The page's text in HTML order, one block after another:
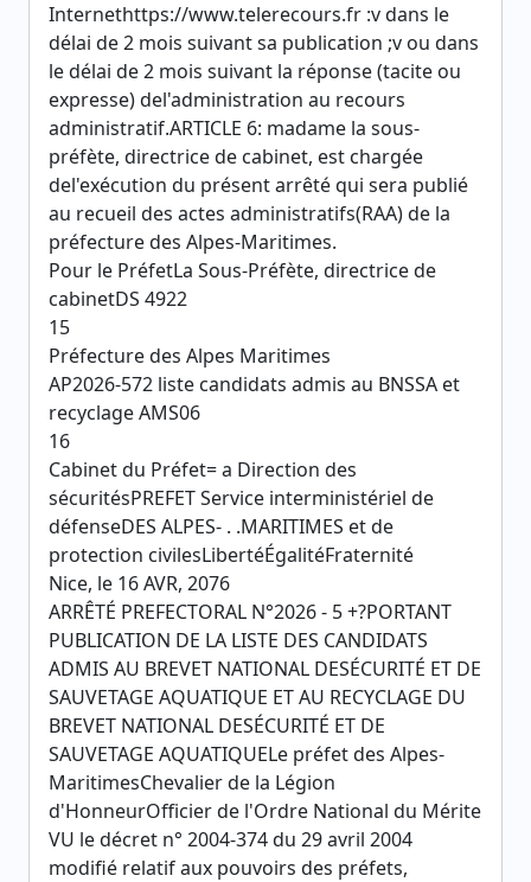
Internethttps://www.telerecours.fr :v dans le
délai de 2 mois suivant sa publication ;v ou dans
le délai de 2 mois suivant la réponse (tacite ou
expresse) del'administration au recours
administratif.ARTICLE 6: madame la sous-
préfète, directrice de cabinet, est chargée
del'exécution du présent arrêté qui sera publié
au recueil des actes administratifs(RAA) de la
préfecture des Alpes-Maritimes.
Pour le PréfetLa Sous-Préfète, directrice de
cabinetDS 4922
15
Préfecture des Alpes Maritimes
AP2026-572 liste candidats admis au BNSSA et
recyclage AMS06
16
Cabinet du Préfet= a Direction des
sécuritésPREFET Service interministériel de
défenseDES ALPES- . .MARITIMES et de
protection civilesLibertéÉgalitéFraternité
Nice, le 16 AVR, 2076
ARRÊTÉ PREFECTORAL N°2026 - 5 +?PORTANT
PUBLICATION DE LA LISTE DES CANDIDATS
ADMIS AU BREVET NATIONAL DESÉCURITÉ ET DE
SAUVETAGE AQUATIQUE ET AU RECYCLAGE DU
BREVET NATIONAL DESÉCURITÉ ET DE
SAUVETAGE AQUATIQUELe préfet des Alpes-
MaritimesChevalier de la Légion
d'HonneurOfficier de l'Ordre National du Mérite
VU le décret n° 2004-374 du 29 avril 2004
modifié relatif aux pouvoirs des préfets,